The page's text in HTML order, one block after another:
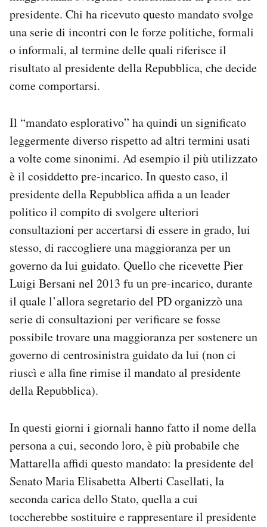
presidente. Chi ha ricevuto questo mandato svolge
una serie di incontri con le forze politiche, formali
o informali, al termine delle quali riferisce il
risultato al presidente della Repubblica, che decide
come comportarsi.
Il “mandato esplorativo” ha quindi un significato
leggermente diverso rispetto ad altri termini usati
a volte come sinonimi. Ad esempio il più utilizzato
è il cosiddetto pre-incarico. In questo caso, il
presidente della Repubblica affida a un leader
politico il compito di svolgere ulteriori
consultazioni per accertarsi di essere in grado, lui
stesso, di raccogliere una maggioranza per un
governo da lui guidato. Quello che ricevette Pier
Luigi Bersani nel 2013 fu un pre-incarico, durante
il quale l’allora segretario del PD organizzò una
serie di consultazioni per verificare se fosse
possibile trovare una maggioranza per sostenere un
governo di centrosinistra guidato da lui (non ci
riuscì e alla fine rimise il mandato al presidente
della Repubblica).
In questi giorni i giornali hanno fatto il nome della
persona a cui, secondo loro, è più probabile che
Mattarella affidi questo mandato: la presidente del
Senato Maria Elisabetta Alberti Casellati, la
seconda carica dello Stato, quella a cui
toccherebbe sostituire e rappresentare il presidente